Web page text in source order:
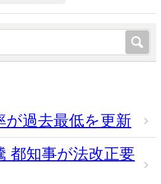
が過去最低を更新
都知事が法改正要